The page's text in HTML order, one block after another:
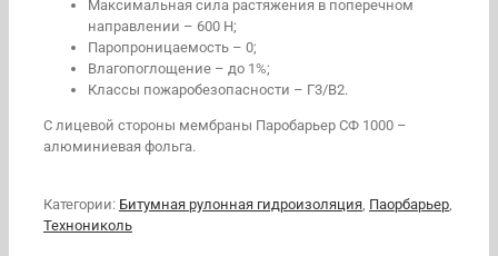
Максимальная сила растяжения в поперечном
направлении – 600 Н;
Паропроницаемость – 0;
Влагопоглощение – до 1%;
Классы пожаробезопасности – Г3/В2.
С лицевой стороны мембраны Паробарьер СФ 1000 –
алюминиевая фольга.
Категории: Битумная рулонная гидроизоляция Паорбарьер
Технониколь